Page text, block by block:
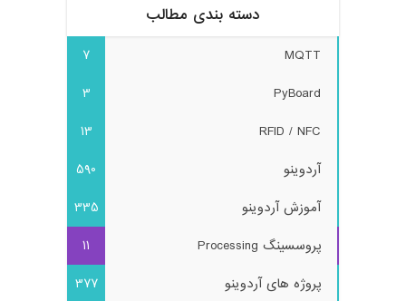
دسته بندی مطالب
MQTT
7
PyBoard
3
RFID / NFC
13
آردوینو
590
آموزش آردوینو
335
پروسسینگ Processing
11
پروژه های آردوینو
377